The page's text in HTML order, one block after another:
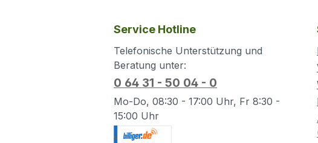
Service Hotline
Telefonische Unterstützung und
Beratung unter:
0 64 31 - 50 04 - 0
Mo-Do, 08:30 - 17:00 Uhr, Fr 8:30 -
15:00 Uhr
.